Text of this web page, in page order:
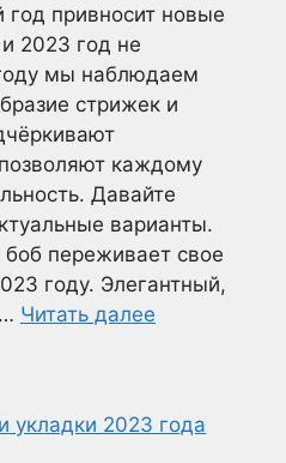
привносит новые
2023 год не
мы наблюдаем
стрижек и
каждому
Давайте
варианты.
переживает свое
году. Элегантный,
Читать далее
укладки 2023 года